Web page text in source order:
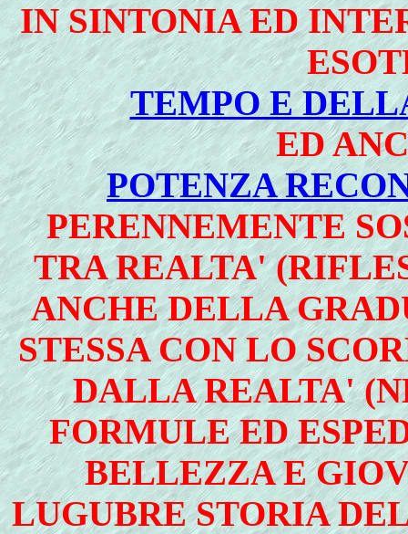
IN SINTONIA ED
TEMPO E
ED
POTENZA
PERENNEMENTE
TRA REALTA'
ANCHE DELLA
STESSA CON LO
DALLA REALTA'
FORMULE ED
BELLEZZA E
LUGUBRE STORIA